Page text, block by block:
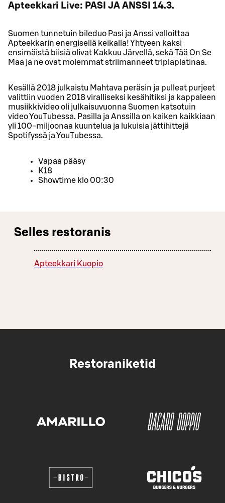
Apteekkari Live: PASI JA ANSSI 14.3.
Suomen tunnetuin bileduo Pasi ja Anssi valloittaa
Apteekkarin energisellä keikalla! Yhtyeen kaksi
ensimäistä biisiä olivat Kakkuu Järvellä, sekä Tää On Se
Maa ja ne ovat molemmat striimanneet triplaplatinaa.
Kesällä 2018 julkaistu Mahtava peräsin ja pulleat purjeet
valittiin vuoden 2018 viralliseksi kesähitiksi ja kappaleen
musiikkivideo oli julkaisuvuonna Suomen katsotuin
video YouTubessa. Pasilla ja Anssilla on kaiken kaikkiaan
yli 100-miljoonaa kuuntelua ja lukuisia jättihittejä
Spotifyssä ja YouTubessa.
Vapaa pääsy
K18
Showtime klo 00:30
Selles restoranis
Apteekkari Kuopio
Restoraniketid